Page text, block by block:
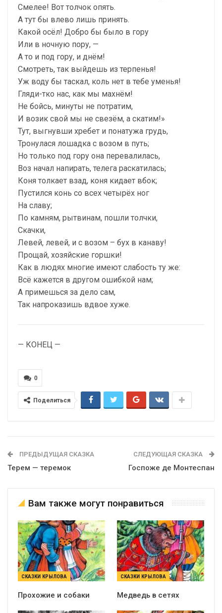
Смелее! Вот толчок опять.
А тут бы влево лишь принять.
Какой осёл! Добро бы было в гору
Или в ночную пору, —
А то и под гору, и днём!
Смотреть, так выйдешь из терпенья!
Уж воду бы таскал, коль нет в тебе уменья!
Гляди-тко нас, как мы махнём!
Не бойсь, минуты не потратим,
И возик свой мы не свезём, а скатим!»
Тут, выгнувши хребет и понатужа грудь,
Тронулася лошадка с возом в путь;
Но только под гору она перевалилась,
Воз начал напирать, телега раскатилась;
Коня толкает взад, коня кидает вбок;
Пустился конь со всех четырёх ног
На славу;
По камням, рытвинам, пошли толчки,
Скачки,
Левей, левей, и с возом – бух в канаву!
Прощай, хозяйские горшки!
Как в людях многие имеют слабость ту же:
Всё кажется в другом ошибкой нам;
А примешься за дело сам,
Так напроказишь вдвое хуже.
— КОНЕЦ —
0
Поделиться
ПРЕДЫДУЩАЯ СКАЗКА
Терем — теремок
СЛЕДУЮЩАЯ СКАЗКА
Госпоже де Монтеспан
Вам также могут понравиться
СКАЗКИ КРЫЛОВА
Прохожие и собаки
СКАЗКИ КРЫЛОВА
Медведь в сетях